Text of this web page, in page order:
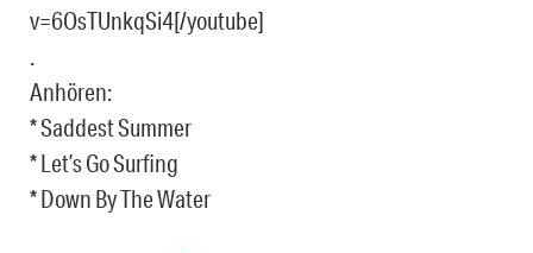
v=6OsTUnkqSi4[/youtube]
.
Anhören:
* Saddest Summer
* Let’s Go Surfing
* Down By The Water